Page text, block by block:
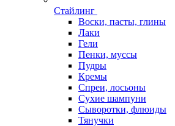
Стайлинг
Воски, пасты, глины
Лаки
Гели
Пенки, муссы
Пудры
Кремы
Спреи, лосьоны
Сухие шампуни
Сыворотки, флюиды
Тянучки